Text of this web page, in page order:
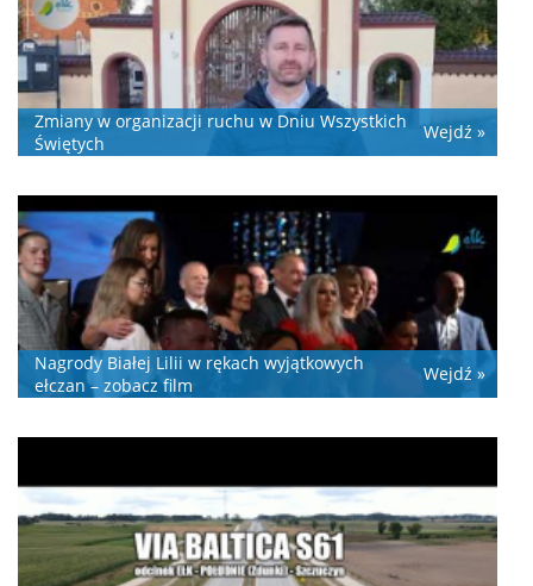
Zmiany w organizacji ruchu w Dniu Wszystkich
Świętych
Wejdź »
Nagrody Białej Lilii w rękach wyjątkowych
ełczan – zobacz film
Wejdź »